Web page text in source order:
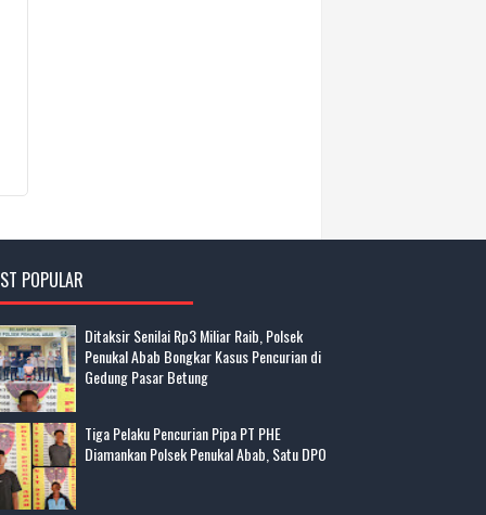
POPULAR
Ditaksir Senilai Rp3 Miliar Raib, Polsek
Penukal Abab Bongkar Kasus Pencurian di
Gedung Pasar Betung
Tiga Pelaku Pencurian Pipa PT PHE
Diamankan Polsek Penukal Abab, Satu DPO